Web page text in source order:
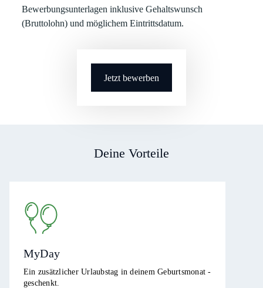
Bewerbungsunterlagen inklusiveGehaltswunsch
(Bruttolohn) und möglichemEintrittsdatum.
Jetzt bewerben
Deine Vorteile
MyDay
Ein zusätzlicher Urlaubstag in deinem Geburtsmonat -
geschenkt.